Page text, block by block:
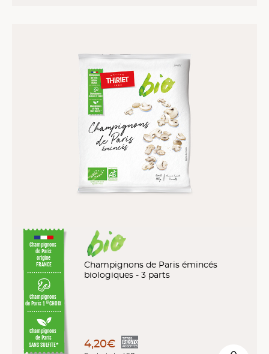
Champignons
de Paris
origine
FRANCE
Champignons
de Paris 1 ERCHOIX
Champignons
de Paris
SANS SULFITE*
Champignons de Paris émincés
biologiques - 3 parts
4,20€